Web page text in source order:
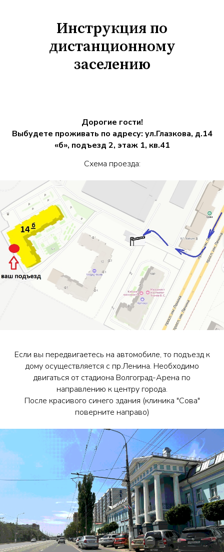
Инструкция по
дистанционному
заселению
Дорогие гости!
Выбудете проживать по адресу: ул.Глазкова, д.14
«б», подъезд 2, этаж 1, кв.41
Схема проезда:
Если вы передвигаетесь на автомобиле, то подъезд к
дому осуществляется с пр.Ленина. Необходимо
двигаться от стадиона Волгоград-Арена по
направлению к центру города.
После красивого синего здания (клиника "Сова"
поверните направо)